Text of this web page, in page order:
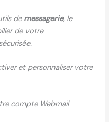
de messagerie, le
de votre
et personnaliser votre
compte Webmail